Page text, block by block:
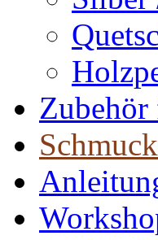
Zubehör